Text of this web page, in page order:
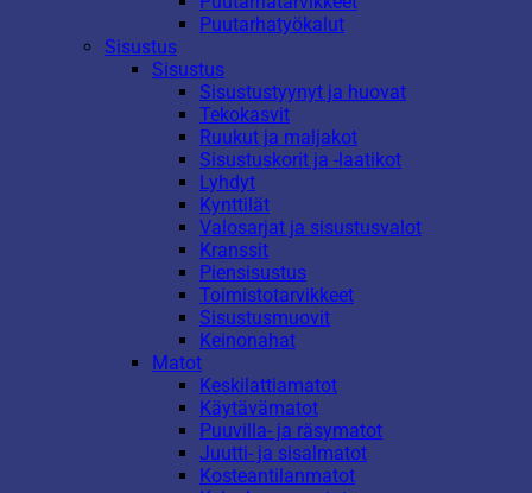
Puutarhatyökalut
Sisustus
Sisustus
Sisustustyynyt ja huovat
Tekokasvit
Ruukut ja maljakot
Sisustuskorit ja -laatikot
Lyhdyt
Kynttilät
Valosarjat ja sisustusvalot
Kranssit
Piensisustus
Toimistotarvikkeet
Sisustusmuovit
Keinonahat
Matot
Keskilattiamatot
Käytävämatot
Puuvilla- ja räsymatot
Juutti- ja sisalmatot
Kosteantilanmatot